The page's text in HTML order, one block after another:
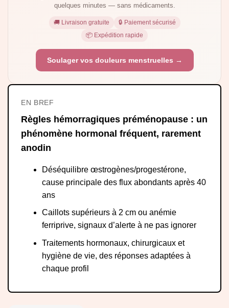
quelques minutes — sans médicaments.
🚚 Livraison gratuite
🔒 Paiement sécurisé
📦 Expédition rapide
Soulager vos douleurs menstruelles →
EN BREF
Règles hémorragiques préménopause : un
phénomène hormonal fréquent, rarement
anodin
Déséquilibre œstrogènes/progestérone,
cause principale des flux abondants après 40
ans
Caillots supérieurs à 2 cm ou anémie
ferriprive, signaux d’alerte à ne pas ignorer
Traitements hormonaux, chirurgicaux et
hygiène de vie, des réponses adaptées à
chaque profil